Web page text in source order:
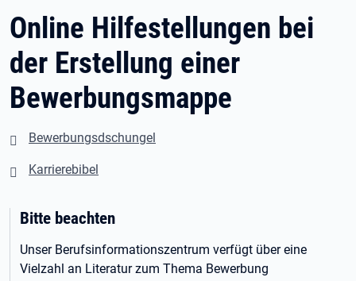
Online Hilfestellungen bei
der Erstellung einer
Bewerbungsmappe
Bewerbungsdschungel
Karrierebibel
Bitte beachten
Unser Berufsinformationszentrum verfügt über eine
Vielzahl an Literatur zum Thema Bewerbung